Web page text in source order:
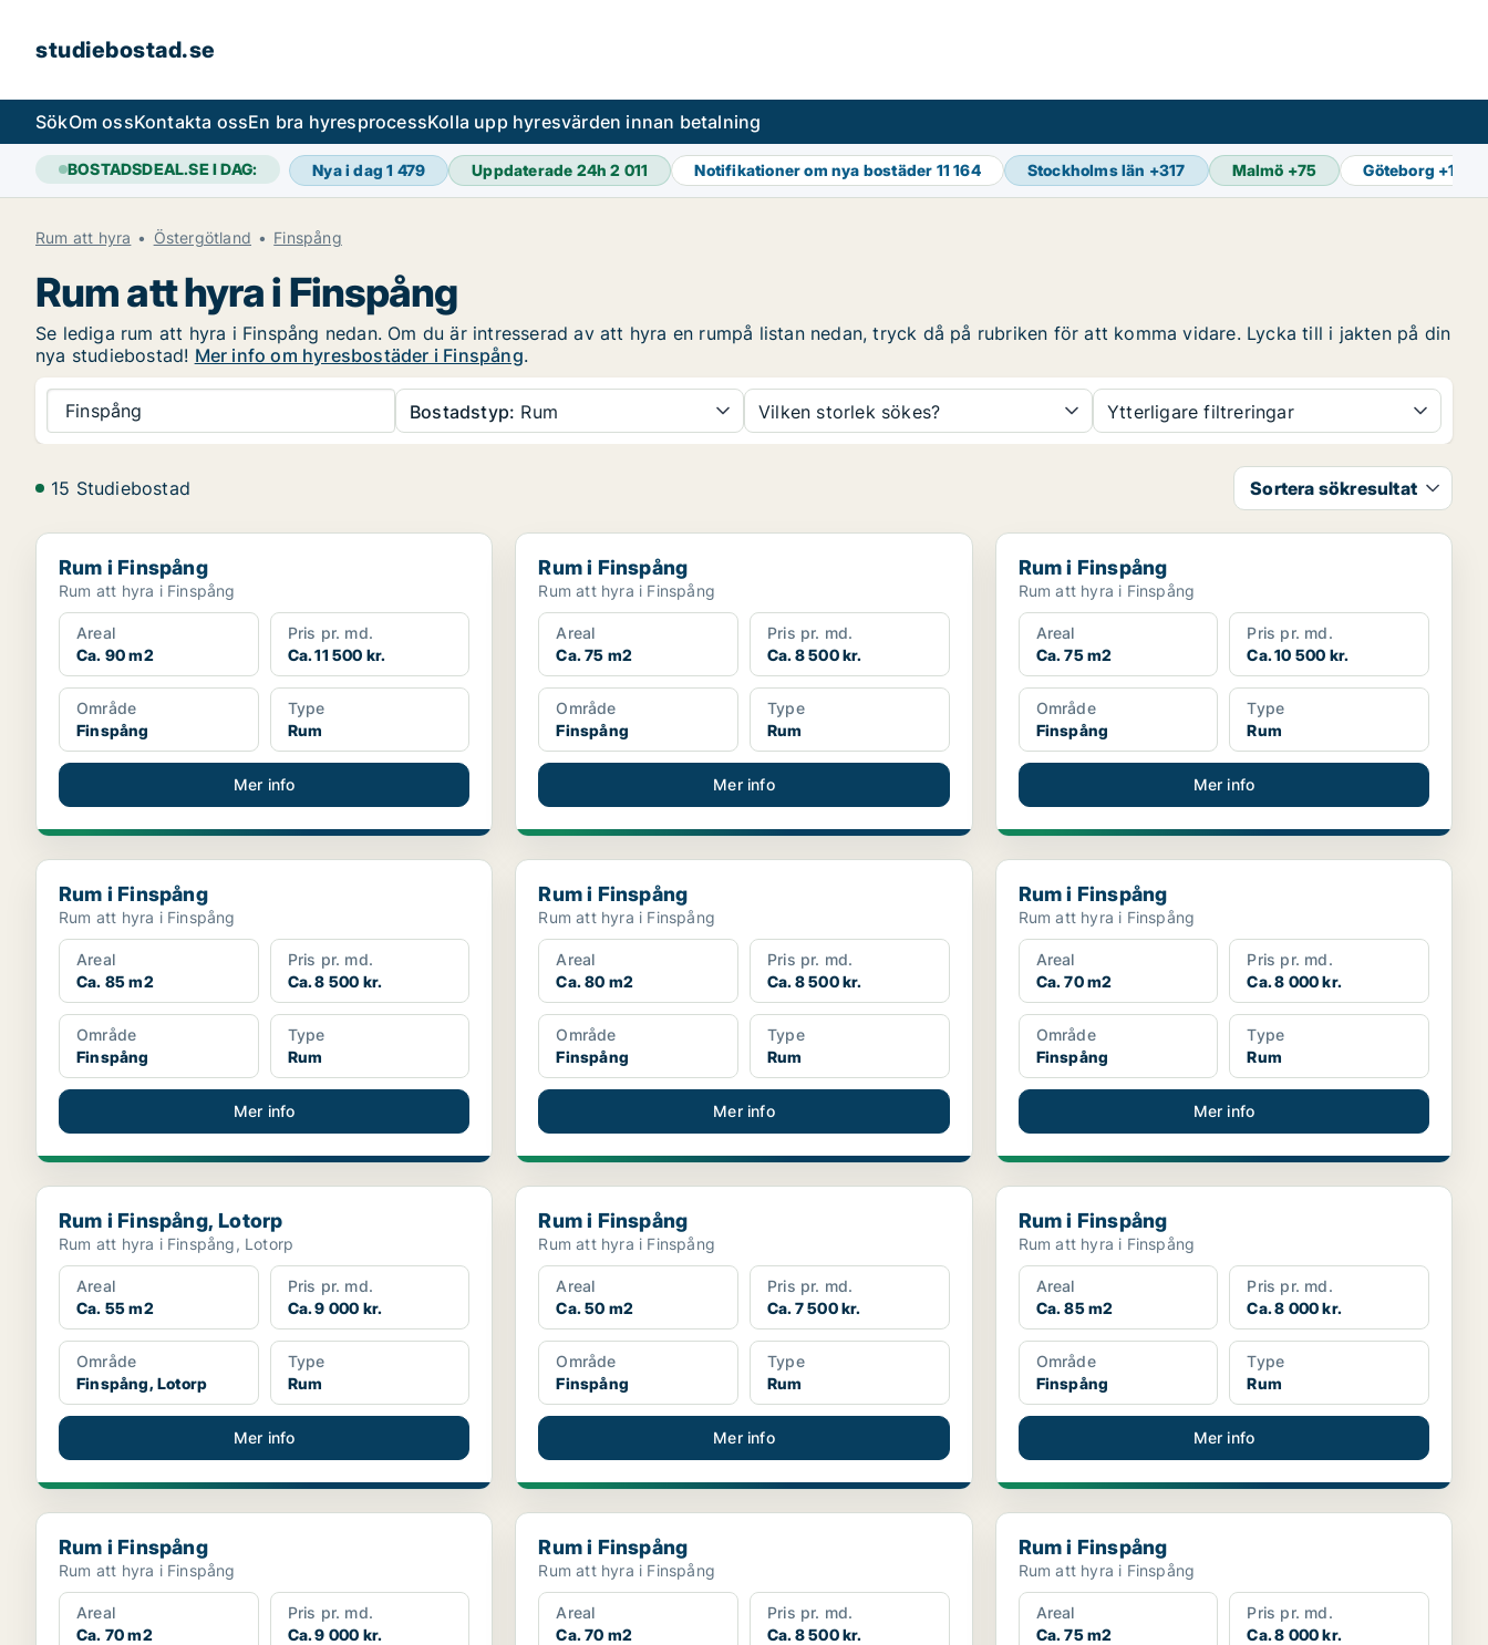
studiebostad.se
SökOm ossKontakta ossEn bra hyresprocessKolla upp hyresvärden innan betalning
BOSTADSDEAL.SE I DAG: Nya i dag1 479 Uppdaterade 24h2 011 Notifikationer om nya bostäder 11 164 Stockholms län +317 Malmö +75 Göteborg +105
Rum att hyra Östergötland Finspång
Rum att hyra i Finspång
Se lediga rum att hyra i Finspång nedan. Om du är intresserad av att hyra en rumpå listan nedan, tryck då på rubriken för att komma vidare. Lycka till i jakten på din
nya studiebostad! Mer info om hyresbostäder i Finspång.
Finspång Bostadstyp: Rum Vilken storlek sökes? Ytterligare filtreringar
15 Studiebostad Sortera sökresultat
Rum i Finspång
Rum i Finspång
Rum att hyra i Finspång
Areal
Ca. 90 m2
Pris pr. md.
Ca. 11 500 kr.
Område
Finspång
Type
Rum
Mer info
Rum i Finspång
Rum i Finspång
Rum att hyra i Finspång
Areal
Ca. 75 m2
Pris pr. md.
Ca. 8 500 kr.
Område
Finspång
Type
Rum
Mer info
Rum i Finspång
Rum i Finspång
Rum att hyra i Finspång
Areal
Ca. 75 m2
Pris pr. md.
Ca. 10 500 kr.
Område
Finspång
Type
Rum
Mer info
Rum i Finspång
Rum i Finspång
Rum att hyra i Finspång
Areal
Ca. 85 m2
Pris pr. md.
Ca. 8 500 kr.
Område
Finspång
Type
Rum
Mer info
Rum i Finspång
Rum i Finspång
Rum att hyra i Finspång
Areal
Ca. 80 m2
Pris pr. md.
Ca. 8 500 kr.
Område
Finspång
Type
Rum
Mer info
Rum i Finspång
Rum i Finspång
Rum att hyra i Finspång
Areal
Ca. 70 m2
Pris pr. md.
Ca. 8 000 kr.
Område
Finspång
Type
Rum
Mer info
Rum i Finspång, Lotorp
Rum i Finspång, Lotorp
Rum att hyra i Finspång, Lotorp
Areal
Ca. 55 m2
Pris pr. md.
Ca. 9 000 kr.
Område
Finspång, Lotorp
Type
Rum
Mer info
Rum i Finspång
Rum i Finspång
Rum att hyra i Finspång
Areal
Ca. 50 m2
Pris pr. md.
Ca. 7 500 kr.
Område
Finspång
Type
Rum
Mer info
Rum i Finspång
Rum i Finspång
Rum att hyra i Finspång
Areal
Ca. 85 m2
Pris pr. md.
Ca. 8 000 kr.
Område
Finspång
Type
Rum
Mer info
Rum i Finspång
Rum i Finspång
Rum att hyra i Finspång
Areal
Ca. 70 m2
Pris pr. md.
Ca. 9 000 kr.
Rum i Finspång
Rum i Finspång
Rum att hyra i Finspång
Areal
Ca. 70 m2
Pris pr. md.
Ca. 8 500 kr.
Rum i Finspång
Rum i Finspång
Rum att hyra i Finspång
Areal
Ca. 75 m2
Pris pr. md.
Ca. 8 000 kr.